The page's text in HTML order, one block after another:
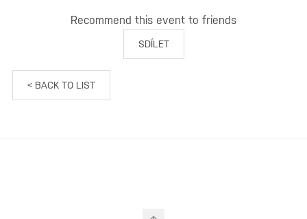
Recommend this event to friends
SDÍLET
< BACK TO LIST